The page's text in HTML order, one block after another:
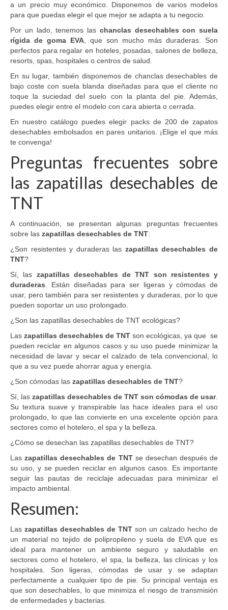
a un precio muy económico. Disponemos de varios modelos
para que puedas elegir el que mejor se adapta a tu negocio.
Por un lado, tenemos las chanclas desechables con suela
rígida de goma EVA , que son mucho más duraderas. Son
perfectos para regalar en hoteles, posadas, salones de belleza,
resorts, spas, hospitales o centros de salud.
En su lugar, también disponemos de chanclas desechables de
bajo coste con suela blanda diseñadas para que el cliente no
toque la suciedad del suelo con la planta del pie. Además,
puedes elegir entre el modelo con cara abierta o cerrada.
En nuestro catálogo puedes elegir packs de 200 de zapatos
desechables embolsados en pares unitarios. ¡Elige el que más
te convenga!
Preguntas frecuentes sobre
las zapatillas desechables de
TNT
A continuación, se presentan algunas preguntas frecuentes
sobre las zapatillas desechables de TNT:
¿Son resistentes y duraderas las zapatillas desechables de
TNT?
Sí, las zapatillas desechables de TNT son resistentes y
duraderas . Están diseñadas para ser ligeras y cómodas de
usar, pero también para ser resistentes y duraderas, por lo que
pueden soportar un uso prolongado.
¿Son las zapatillas desechables de TNT ecológicas?
Las zapatillas desechables de TNT son ecológicas, ya que se
pueden reciclar en algunos casos y su uso puede minimizar la
necesidad de lavar y secar el calzado de tela convencional, lo
que a su vez puede ahorrar agua y energía.
¿Son cómodas las zapatillas desechables de TNT?
Sí, las zapatillas desechables de TNT son cómodas de usar.
Su textura suave y transpirable las hace ideales para el uso
prolongado, lo que las convierte en una excelente opción para
sectores como el hotelero, el spa y la belleza.
¿Cómo se desechan las zapatillas desechables de TNT?
Laszapatillas desechables de TNTse desechan después de
su uso, y se pueden reciclar en algunos casos. Es importante
seguir las pautas de reciclaje adecuadas para minimizar el
impacto ambiental.
Resumen:
Las zapatillas desechables de TNT son un calzado hecho de
un material no tejido de polipropileno y suela de EVA que es
ideal para mantener un ambiente seguro y saludable en
sectores como el hotelero, el spa, la belleza, las clínicas y los
hospitales. Son ligeras, cómodas de usar y se adaptan
perfectamente a cualquier tipo de pie. Su principal ventaja es
que son desechables, lo que minimiza el riesgo de transmisión
de enfermedades y bacterias.